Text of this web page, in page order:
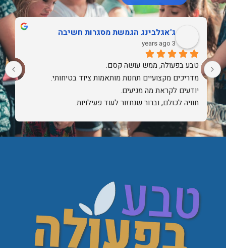
אלה ספרן-חילי
3 years ago
ומלא אהבה. זה חינוך